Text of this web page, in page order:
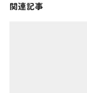
関連記事